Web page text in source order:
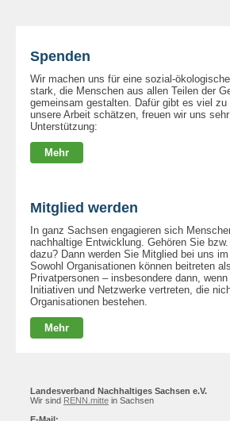
Spenden
Wir machen uns für eine sozial-
stark, die Menschen aus allen Teilen der
gemeinsam gestalten. Dafür gibt es viel zu
unsere Arbeit schätzen, freuen wir uns
Unterstützung:
Mehr
Mitglied werden
In ganz Sachsen engagieren sich
nachhaltige Entwicklung. Gehören Sie
dazu? Dann werden Sie Mitglied bei uns
Sowohl Organisationen können beitreten
Privatpersonen – insbesondere dann,
Initiativen und Netzwerke vertreten, die
Organisationen bestehen.
Mehr
Landesverband Nachhaltiges Sachsen e.V.
Wir sind RENN.mitte in Sachsen